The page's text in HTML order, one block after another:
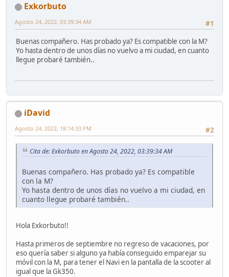
Exkorbuto
#1
Agosto 24, 2022, 03:39:34 AM
Buenas compañero. Has probado ya? Es compatible con la M?
Yo hasta dentro de unos días no vuelvo a mi ciudad, en cuanto
llegue probaré también..
iDavid
#2
Agosto 24, 2022, 18:14:33 PM
Cita de: Exkorbuto en Agosto 24, 2022, 03:39:34 AM
Buenas compañero. Has probado ya? Es compatible
con la M?
Yo hasta dentro de unos días no vuelvo a mi ciudad, en
cuanto llegue probaré también..
Hola Exkorbuto!!
Hasta primeros de septiembre no regreso de vacaciones, por
eso quería saber si alguno ya había conseguido emparejar su
móvil con la M, para tener el Navi en la pantalla de la scooter al
igual que la Gk350.